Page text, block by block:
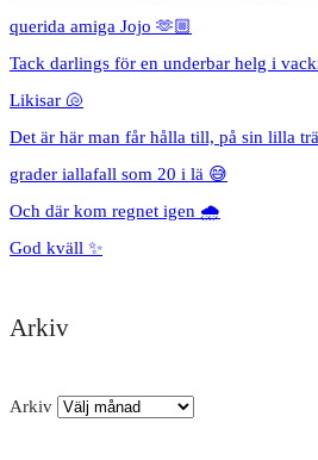
querida amiga Jojo 🫶🏼
Tack darlings för en underbar helg i
Likisar 🐚
Det är här man får hålla till, på sin lilla
grader iallafall som 20 i lä 😅
Och där kom regnet igen 🌧️
God kväll ✨
Arkiv
Arkiv